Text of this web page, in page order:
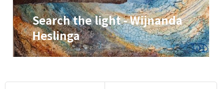
Search the light - Wijnanda
Heslinga